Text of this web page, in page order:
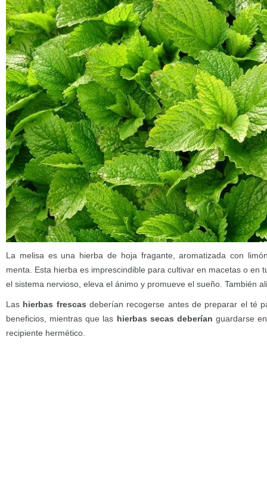
La melisa es una hierba de hoja fragante, aromatizada con
menta. Esta hierba es imprescindible para cultivar en macetas o en
el sistema nervioso, eleva el ánimo y promueve el sueño. También
Las hierbas frescas deberían recogerse antes de preparar el té
beneficios, mientras que las hierbas secas deberían guardarse
recipiente hermético.